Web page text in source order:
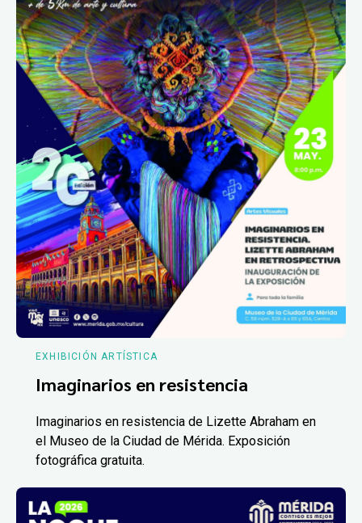
EXHIBICIÓN ARTÍSTICA
Imaginarios en resistencia
Imaginarios en resistencia de Lizette Abraham en
el Museo de la Ciudad de Mérida. Exposición
fotográfica gratuita.